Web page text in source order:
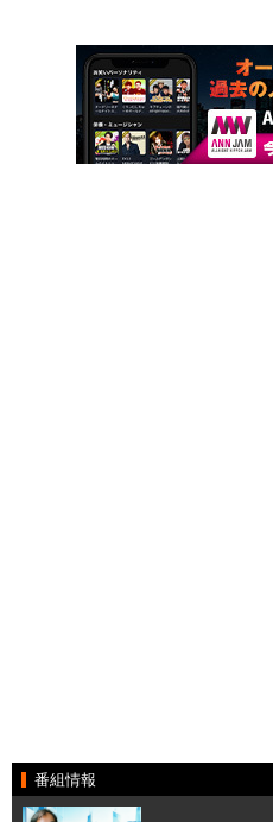
番組情報